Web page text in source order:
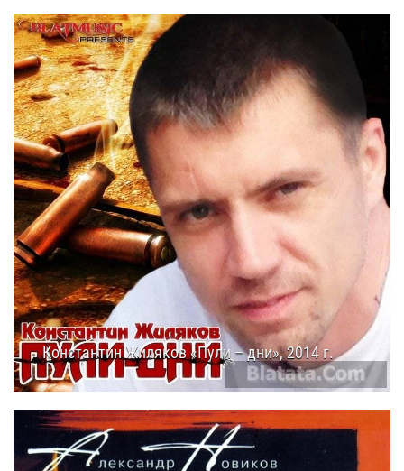
Константин Жиляков «Пули – дни», 2014 г.
16.11.2014 16:05